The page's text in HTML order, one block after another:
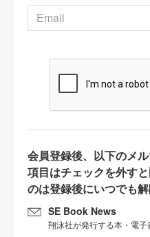
会員登録後、以下のメ
項目はチェックを外す
のは登録後にいつでも解
SE Book News
翔泳社が発行する本・電